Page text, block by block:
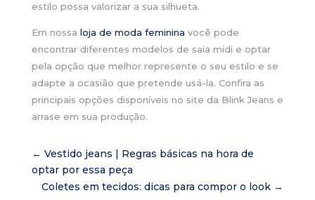
estilo possa valorizar a sua silhueta.
Em nossa loja de moda feminina você pode
encontrar diferentes modelos de saia midi e optar
pela opção que melhor represente o seu estilo e se
adapte a ocasião que pretende usá-la. Confira as
principais opções disponíveis no site da Blink Jeans e
arrase em sua produção.
← Vestido jeans | Regras básicas na hora de
optar por essa peça
Coletes em tecidos: dicas para compor o look →